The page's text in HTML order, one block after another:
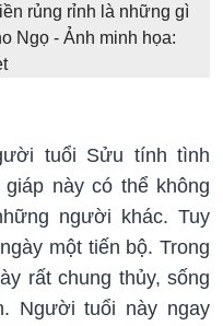
rủng rỉnh là những gì
Ngọ - Ảnh minh họa:
tuổi Sửu tính tình
này có thể không
người khác. Tuy
một tiến bộ. Trong
rất chung thủy, sống
Người tuổi này ngay